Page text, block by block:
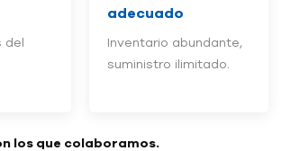
del
adecuado
Inventario abundante,
suministro ilimitado.
los que colaboramos.